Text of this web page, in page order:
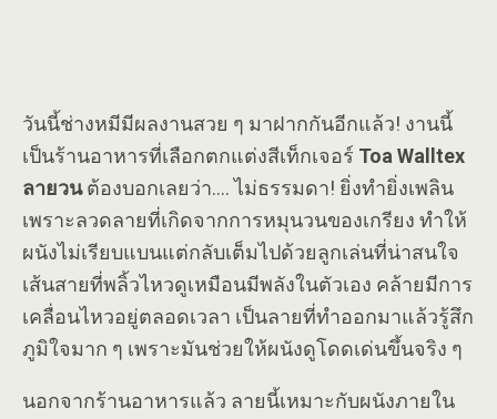
วันนี้ช่างหมีมีผลงานสวย ๆ มาฝากกันอีกแล้ว! งานนี้
เป็นร้านอาหารที่เลือกตกแต่งสีเท็กเจอร์ Toa Walltex
ลายวนต้องบอกเลยว่า…. ไม่ธรรมดา! ยิ่งทำยิ่งเพลิน
เพราะลวดลายที่เกิดจากการหมุนวนของเกรียง ทำให้
ผนังไม่เรียบแบนแต่กลับเต็มไปด้วยลูกเล่นที่น่าสนใจ
เส้นสายที่พลิ้วไหวดูเหมือนมีพลังในตัวเอง คล้ายมีการ
เคลื่อนไหวอยู่ตลอดเวลา เป็นลายที่ทำออกมาแล้วรู้สึก
ภูมิใจมาก ๆ เพราะมันช่วยให้ผนังดูโดดเด่นขึ้นจริง ๆ
นอกจากร้านอาหารแล้ว ลายนี้เหมาะกับผนังภายใน